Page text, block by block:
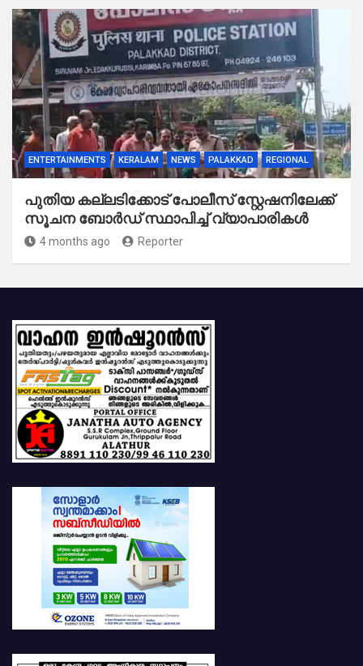
ENTERTAINMENTS KERALAM NEWS PALAKKAD REGIONAL
പുതിയ കല്ലടിക്കോട് പോലീസ് സ്റ്റേഷനിലേക്ക്
സൂചന ബോർഡ് സ്ഥാപിച്ച് വ്യാപാരികൾ
4 months ago Reporter